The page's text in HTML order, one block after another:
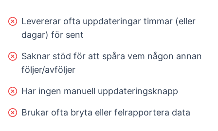
Levererar ofta uppdateringar timmar (eller
dagar) för sent
Saknar stöd för att spåra vem någon annan
följer/avföljer
Har ingen manuell uppdateringsknapp
Brukar ofta bryta eller felrapportera data